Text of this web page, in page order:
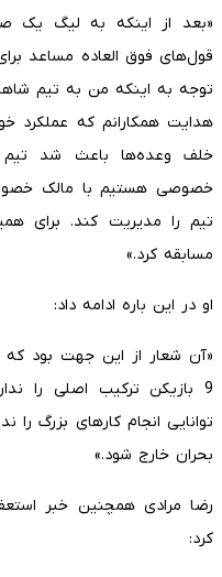
«بعد از اینکه به لیگ یک
قول‌های فوق العاده مساعد
توجه به اینکه من به تیم
هدایت همکارانم که عملکرد
خلف وعده‌ها باعث شد
خصوصی هستیم با مالک
تیم را مدیریت کند. برای
مسابقه کرد.»
او در این باره ادامه داد:
«آن شعار از این جهت بود که
9 بازیکن ترکیب اصلی را
توانایی انجام کارهای بزرگ را
بحران خارج شود.»
رضا مرادی همچنین خبر
کرد: